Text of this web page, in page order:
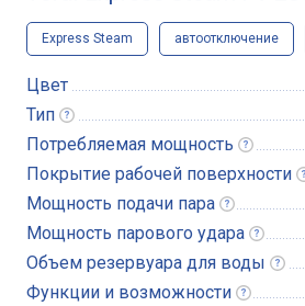
Express Steam автоотключение
Цвет
Тип
Потребляемая мощность
Покрытие рабочей поверхности
Мощность подачи пара
Мощность парового удара
Объем резервуара для воды
Функции и возможности